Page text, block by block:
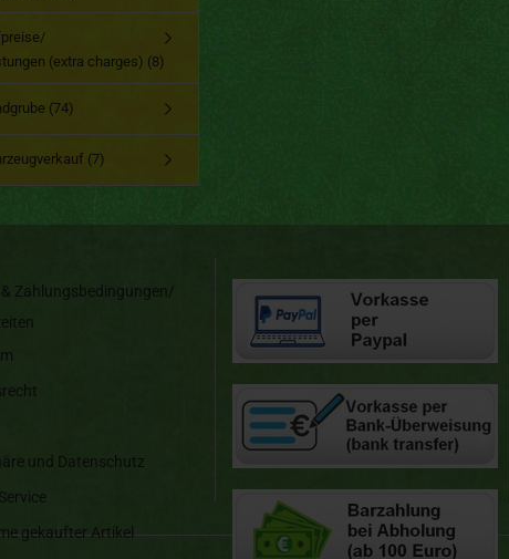
(extra charges) (8)
(74)
(7)
Zahlungsbedingungen/
und Datenschutz
gekaufter Artikel